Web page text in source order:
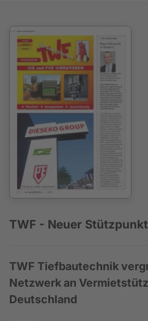
TWF - Neuer
TWF Tiefbautechnik
Netzwerk an
Deutschland